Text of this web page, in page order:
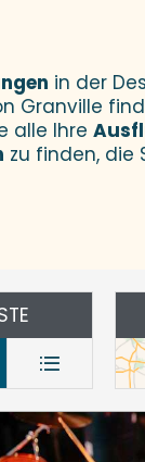
in der
Granville
alle Ihre
zu finden, die